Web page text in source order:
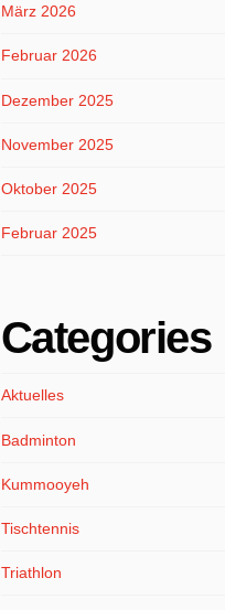
März 2026
Februar 2026
Dezember 2025
November 2025
Oktober 2025
Februar 2025
Categories
Aktuelles
Badminton
Kummooyeh
Tischtennis
Triathlon